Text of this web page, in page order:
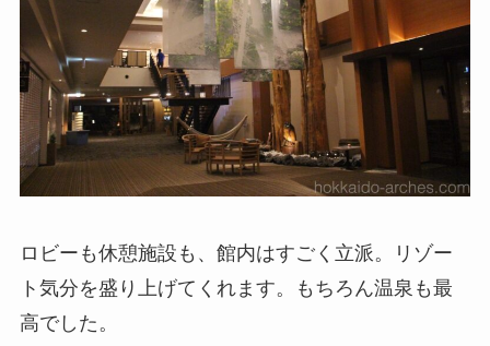
ロビーも休憩施設も、館内はすごく立派。リゾー
ト気分を盛り上げてくれます。もちろん温泉も最
高でした。